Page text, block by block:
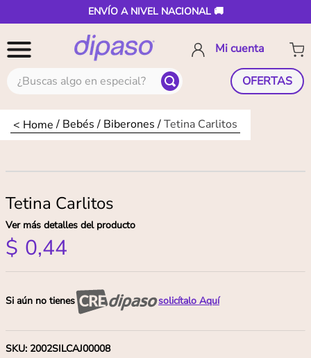
ENVÍO A NIVEL NACIONAL 🚚
¿Buscas algo en especial? OFERTAS
Bebés Biberones Tetina Carlitos
Tetina Carlitos
Ver más detalles del producto
$ 0,44
Si aún no tienes solicítalo Aquí
SKU: 2002SILCAJ00008